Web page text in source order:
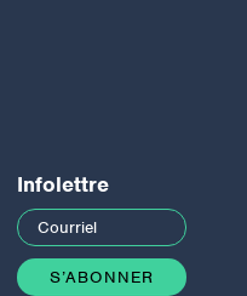
Infolettre